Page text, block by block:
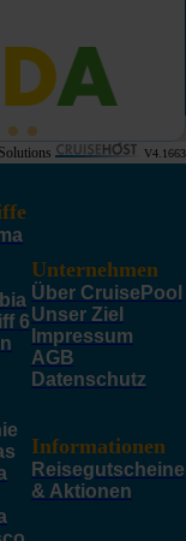
V4.1663
6
Unternehmen
Über CruisePool
Unser Ziel
Impressum
AGB
Datenschutz
Informationen
Reisegutscheine
& Aktionen